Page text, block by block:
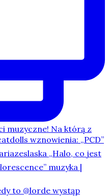
to @lorde wystąp